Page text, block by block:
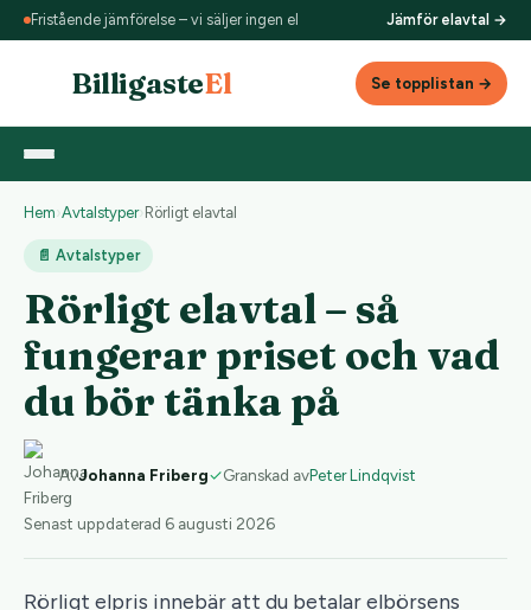
Fristående jämförelse – vi säljer ingen el Jämför elavtal →
BilligasteEl Se topplistan →
Hem›Avtalstyper› Rörligt elavtal
📄 Avtalstyper
Rörligt elavtal – så
fungerar priset och vad
du bör tänka på
AvJohanna Friberg✓Granskad avPeter Lindqvist
Senast uppdaterad 6 augusti 2026
Rörligt elpris innebär att du betalar elbörsens